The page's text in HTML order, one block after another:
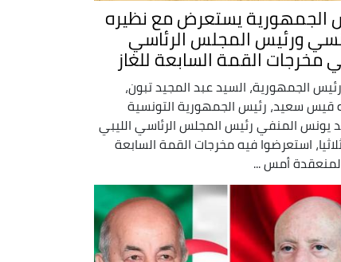
الجمهورية يستعرض مع نظيره
ورئيس المجلس الرئاسي
مخرجات القمة السابعة للغاز
الجمهورية، السيد عبد المجيد تبون،
قيس سعيد، رئيس الجمهورية التونسية
يونس المنفي رئيس المجلس الرئاسي الليبي
استعرضوا فيه مخرجات القمة السابعة
أمس ...